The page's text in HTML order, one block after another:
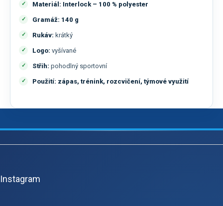
Materiál: Interlock – 100 % polyester
Gramáž: 140 g
Rukáv: krátký
Logo: vyšívané
Střih: pohodlný sportovní
Použití: zápas, trénink, rozcvičení, týmové využití
Z
Instagram